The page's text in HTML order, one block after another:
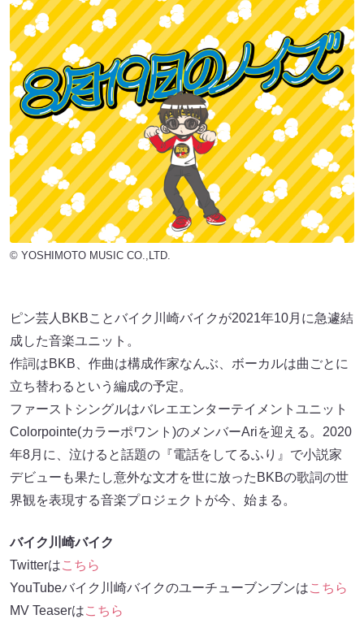
© YOSHIMOTO MUSIC CO.,LTD.
ピン芸人BKBことバイク川崎バイクが2021年10月に急遽結
成した音楽ユニット。
作詞はBKB、作曲は構成作家なんぶ、ボーカルは曲ごとに
立ち替わるという編成の予定。
ファーストシングルはバレエエンターテイメントユニット
Colorpointe(カラーポワント)のメンバーAriを迎える。2020
年8月に、泣けると話題の『電話をしてるふり』で小説家
デビューも果たし意外な文才を世に放ったBKBの歌詞の世
界観を表現する音楽プロジェクトが今、始まる。
バイク川崎バイク
Twitterはこちら
YouTubeバイク川崎バイクのユーチューブンブンはこちら
MV Teaserはこちら